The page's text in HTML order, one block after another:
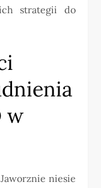
strategii do
w
niesie